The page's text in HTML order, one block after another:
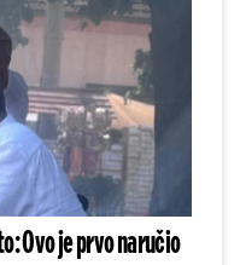
Ovo je prvo naručio